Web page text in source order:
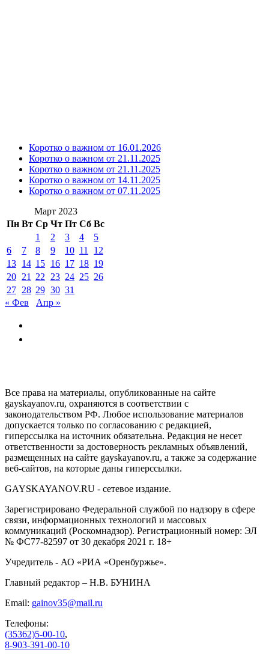
Коротко о важном от 16.01.2026
Коротко о важном от 21.11.2025
Коротко о важном от 21.11.2025
Коротко о важном от 14.11.2025
Коротко о важном от 07.11.2025
Март 2023
Пн Вт Ср Чт Пт Сб Вс
1
2 3 4
5
6
7 8 9 10 11
12
13 14 15 16 17 18 19
20 21 22 23 24 25 26
27 28 29 30 31
« Фев
Апр »
Все права на материалы, опубликованные на сайте
gayskayanov.ru, охраняются в соответствии с
законодательством РФ. Любое использование материалов
допускается только по согласованию с редакцией,
гиперссылка на источник обязательна. Редакция не несет
ответственности за достоверность рекламных объявлений,
размещенных на сайте gayskayanov.ru, а также за содержание
веб-сайтов, на которые даны гиперссылки.
GAYSKAYANOV.RU - сетевое издание.
Зарегистрировано Федеральной службой по надзору в сфере
связи, информационных технологий и массовых
коммуникаций (Роскомнадзор). Регистрационный номер: ЭЛ
№ ФС77-82597 от 30 декабря 2021 г. 18+
Учредитель - АО «РИА «Оренбуржье».
Главный редактор – Н.В. БУНИНА
Email: gainov35@mail.ru
Телефоны:
(35362)5-00-10,
8-903-391-00-10